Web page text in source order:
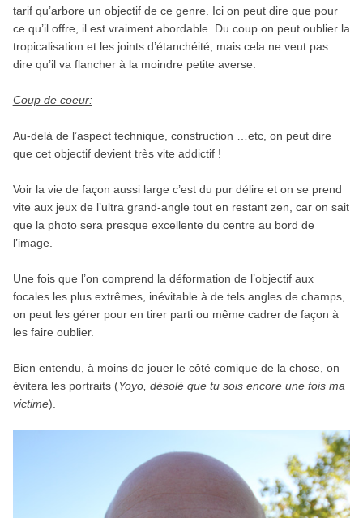
tarif qu’arbore un objectif de ce genre. Ici on peut dire que pour
ce qu’il offre, il est vraiment abordable. Du coup on peut oublier la
tropicalisation et les joints d’étanchéité, mais cela ne veut pas
dire qu’il va flancher à la moindre petite averse.
Coup de coeur:
Au-delà de l’aspect technique, construction …etc, on peut dire
que cet objectif devient très vite addictif !
Voir la vie de façon aussi large c’est du pur délire et on se prend
vite aux jeux de l’ultra grand-angle tout en restant zen, car on sait
que la photo sera presque excellente du centre au bord de
l’image.
Une fois que l’on comprend la déformation de l’objectif aux
focales les plus extrêmes, inévitable à de tels angles de champs,
on peut les gérer pour en tirer parti ou même cadrer de façon à
les faire oublier.
Bien entendu, à moins de jouer le côté comique de la chose, on
évitera les portraits (Yoyo, désolé que tu sois encore une fois ma
victime).